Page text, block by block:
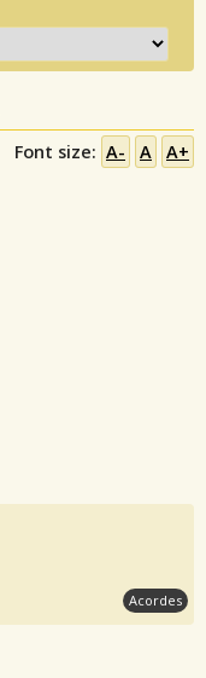
Font size: A- A A+
Acordes